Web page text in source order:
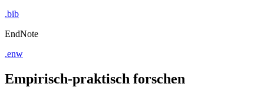
.bib
EndNote
.enw
Empirisch-praktisch forschen